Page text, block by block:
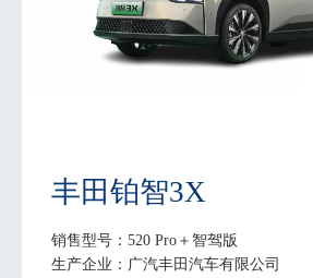
丰田铂智3X
销售型号：520 Pro＋智驾版
生产企业：广汽丰田汽车有限公司